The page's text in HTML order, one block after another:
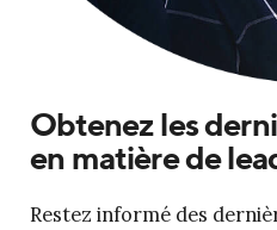
Obtenez les
en matière de
Restez informé des